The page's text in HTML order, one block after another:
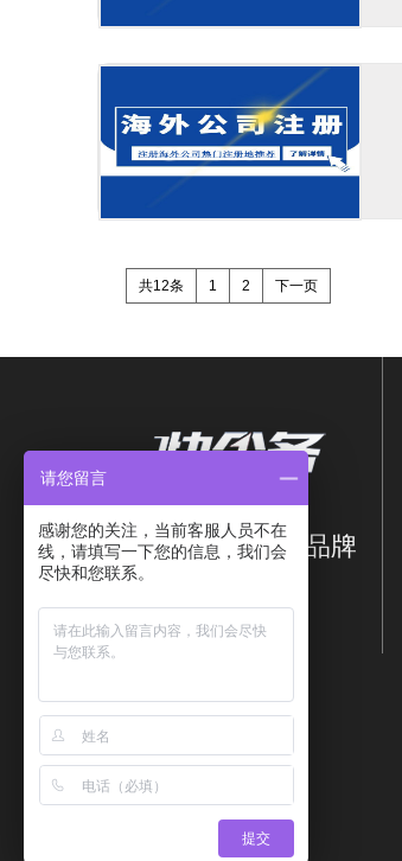
共12条 1 2 下一页
涉内外企业服务品牌
请您留言
感谢您的关注，当前客服人员不在
线，请填写一下您的信息，我们会
尽快和您联系。
提交